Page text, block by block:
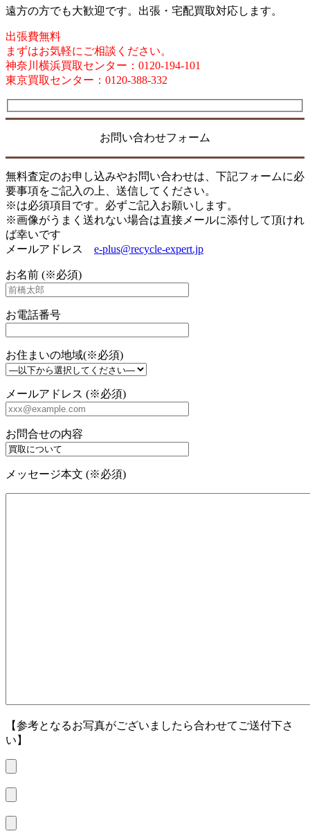
遠方の方でも大歓迎です。出張・宅配買取対応します。
出張費無料
まずはお気軽にご相談ください。
神奈川横浜買取センター：0120-194-101
東京買取センター：0120-388-332
お問い合わせフォーム
無料査定のお申し込みやお問い合わせは、下記フォームに必
要事項をご記入の上、送信してください。
※は必須項目です。必ずご記入お願いします。
※画像がうまく送れない場合は直接メールに添付して頂けれ
ば幸いです
メールアドレス e-plus@recycle-expert.jp
お名前 (※必須)
お電話番号
お住まいの地域(※必須)
メールアドレス (※必須)
お問合せの内容
メッセージ本文 (※必須)
【参考となるお写真がございましたら合わせてご送付下さ
い】